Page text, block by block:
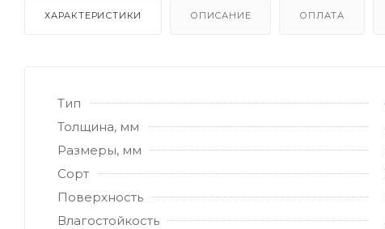
ХАРАКТЕРИСТИКИ ОПИСАНИЕ ОПЛАТА
Тип
Толщина, мм
Размеры, мм
Сорт
Поверхность
Влагостойкость